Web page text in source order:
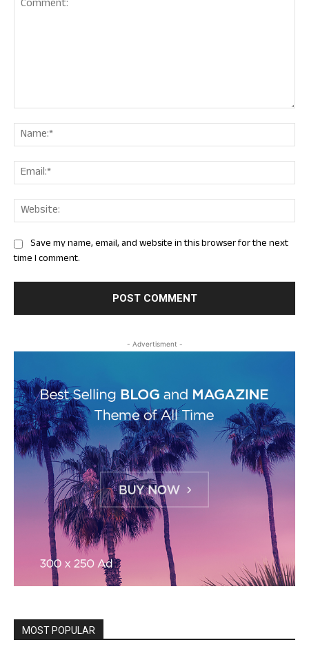
Save my name, email, and website in this browser for the next
time I comment.
- Advertisment -
MOST POPULAR